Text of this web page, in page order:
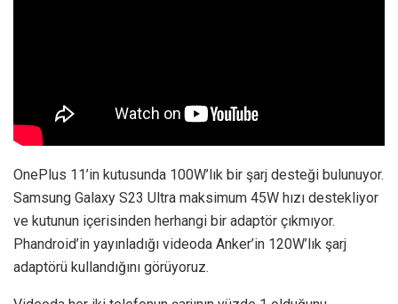
OnePlus 11’in kutusunda 100W’lık bir şarj desteği bulunuyor.
Samsung Galaxy S23 Ultra maksimum 45W hızı destekliyor
ve kutunun içerisinden herhangi bir adaptör çıkmıyor.
Phandroid’in yayınladığı videoda Anker’in 120W’lık şarj
adaptörü kullandığını görüyoruz.